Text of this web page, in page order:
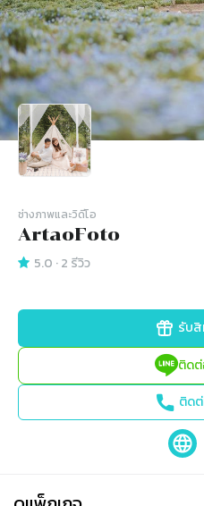
ช่างภาพและวิดีโอ
ArtaoFoto
5.0 ·2 รีวิว
รับ
ติด
ติด